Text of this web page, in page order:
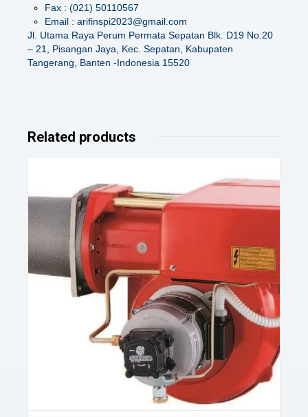
Fax : (021) 50110567
Email : arifinspi2023@gmail.com
Jl. Utama Raya Perum Permata Sepatan Blk. D19 No.20
– 21, Pisangan Jaya, Kec. Sepatan, Kabupaten
Tangerang, Banten -Indonesia 15520
Related products
Details